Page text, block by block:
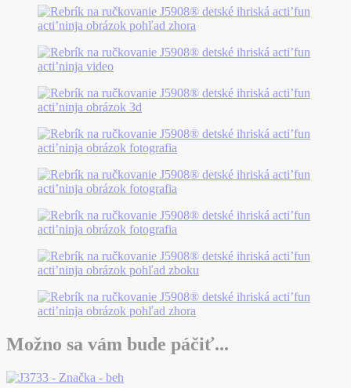
Možno sa vám bude páčiť...